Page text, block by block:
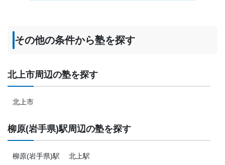
その他の条件から塾を探す
北上市周辺の塾を探す
北上市
柳原(岩手県)駅周辺の塾を探す
柳原(岩手県)駅 北上駅